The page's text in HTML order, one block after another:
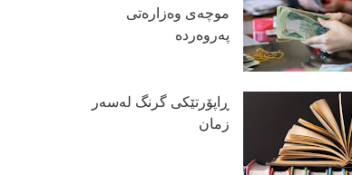
موچەی وەزارەتی
پەروەردە
ڕاپۆرتێكی گرنگ لەسەر
زمان